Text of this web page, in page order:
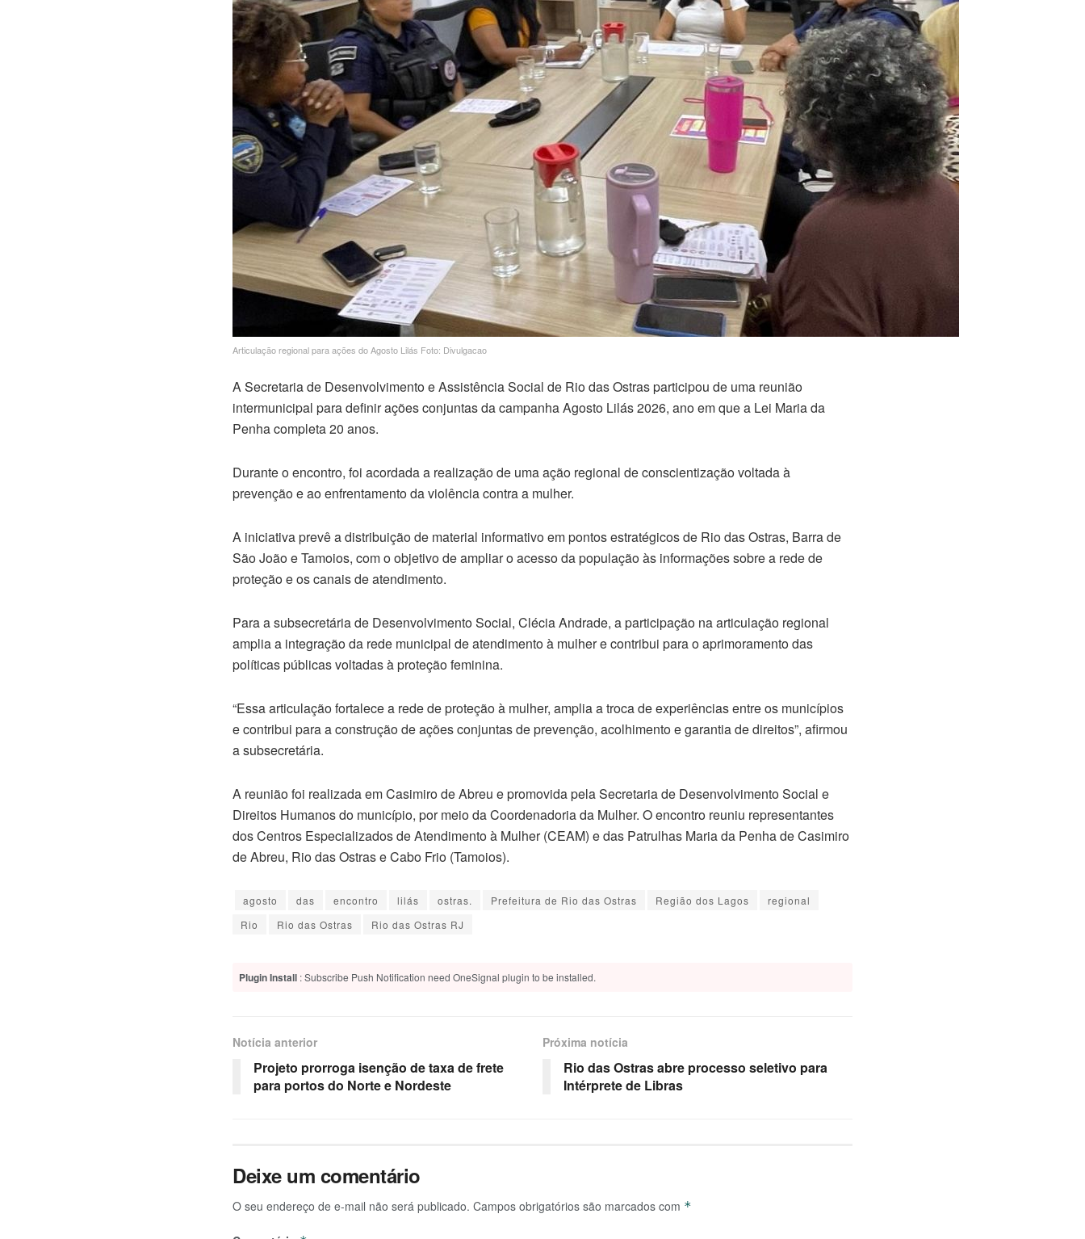
Articulação regional para ações do Agosto Lilás Foto: Divulgacao
A Secretaria de Desenvolvimento e Assistência Social de Rio das Ostras participou de uma reunião
intermunicipal para definir ações conjuntas da campanha Agosto Lilás 2026, ano em que a Lei Maria da
Penha completa 20 anos.
Durante o encontro, foi acordada a realização de uma ação regional de conscientização voltada à
prevenção e ao enfrentamento da violência contra a mulher.
A iniciativa prevê a distribuição de material informativo em pontos estratégicos de Rio das Ostras, Barra de
São João e Tamoios, com o objetivo de ampliar o acesso da população às informações sobre a rede de
proteção e os canais de atendimento.
Para a subsecretária de Desenvolvimento Social, Clécia Andrade, a participação na articulação regional
amplia a integração da rede municipal de atendimento à mulher e contribui para o aprimoramento das
políticas públicas voltadas à proteção feminina.
“Essa articulação fortalece a rede de proteção à mulher, amplia a troca de experiências entre os municípios
e contribui para a construção de ações conjuntas de prevenção, acolhimento e garantia de direitos”, afirmou
a subsecretária.
A reunião foi realizada em Casimiro de Abreu e promovida pela Secretaria de Desenvolvimento Social e
Direitos Humanos do município, por meio da Coordenadoria da Mulher. O encontro reuniu representantes
dos Centros Especializados de Atendimento à Mulher (CEAM) e das Patrulhas Maria da Penha de Casimiro
de Abreu, Rio das Ostras e Cabo Frio (Tamoios).
agosto das encontro lilás ostras. Prefeitura de Rio das Ostras Região dos Lagos
regional
Rio
Rio das Ostras Rio das Ostras RJ
Plugin Install : Subscribe Push Notification need OneSignal plugin to be installed.
Notícia anterior
Projeto prorroga isenção de taxa de frete
para portos do Norte e Nordeste
Próxima notícia
Rio das Ostras abre processo seletivo para
Intérprete de Libras
Deixe um comentário
O seu endereço de e-mail não será publicado. Campos obrigatórios são marcados com *